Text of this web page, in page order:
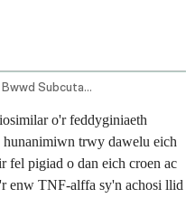
Adalimumab Bwwd Subcutaneous Route
o'r feddyginiaeth
trwy dawelu eich
fel pigiad o dan eich croen ac
enw TNF-alffa sy'n achosi llid